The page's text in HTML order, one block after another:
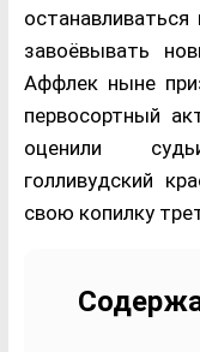
завоёвывать
Аффлек ныне
первосортный
оценили
голливудский
свою копилку